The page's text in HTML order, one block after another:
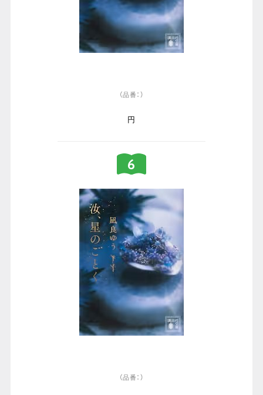
（品番：）
円
（品番：）